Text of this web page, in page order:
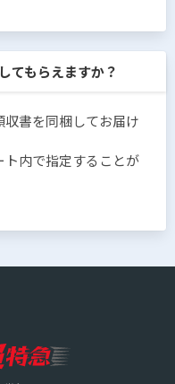
てもらえますか？
書を同梱してお届け
内で指定することが